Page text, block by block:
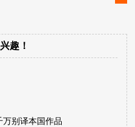
趣！
万别译本国作品